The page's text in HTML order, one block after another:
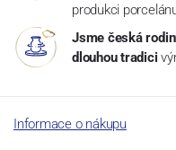
produkci
Jsme česká
dlouhou tradici
Informace o nákupu